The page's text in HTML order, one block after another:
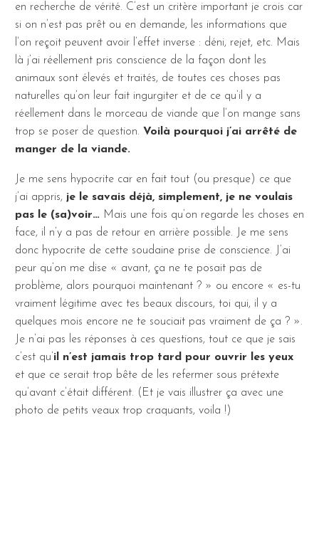
en recherche de vérité. C’est un critère important je crois car
si on n’est pas prêt ou en demande, les informations que
l’on reçoit peuvent avoir l’effet inverse : déni, rejet, etc. Mais
là j’ai réellement pris conscience de la façon dont les
animaux sont élevés et traités, de toutes ces choses pas
naturelles qu’on leur fait ingurgiter et de ce qu’il y a
réellement dans le morceau de viande que l’on mange sans
trop se poser de question. Voilà pourquoi j’ai arrêté de
manger de la viande.
Je me sens hypocrite car en fait tout (ou presque) ce que
j’ai appris, je le savais déjà, simplement, je ne voulais
pas le (sa)voir… Mais une fois qu’on regarde les choses en
face, il n’y a pas de retour en arrière possible. Je me sens
donc hypocrite de cette soudaine prise de conscience. J’ai
peur qu’on me dise « avant, ça ne te posait pas de
problème, alors pourquoi maintenant ? » ou encore « es-tu
vraiment légitime avec tes beaux discours, toi qui, il y a
quelques mois encore ne te souciait pas vraiment de ça ? ».
Je n’ai pas les réponses à ces questions, tout ce que je sais
c’est qu’ il n’est jamais trop tard pour ouvrir les yeux
et que ce serait trop bête de les refermer sous prétexte
qu’avant c’était différent. (Et je vais illustrer ça avec une
photo de petits veaux trop craquants, voila !)